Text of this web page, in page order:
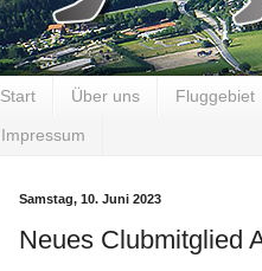
Start Über uns Fluggebiet
Impressum
Samstag, 10. Juni 2023
Neues Clubmitglied